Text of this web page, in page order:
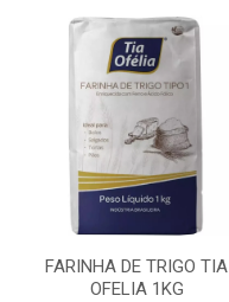
FARINHA DE TRIGO TIA
OFELIA 1KG